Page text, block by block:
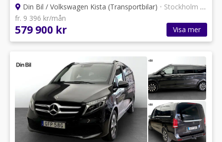
Din Bil / Volkswagen Kista (Transportbilar) • Stockholm •12
fr. 9 396 kr/mån
579 900 kr Visa mer